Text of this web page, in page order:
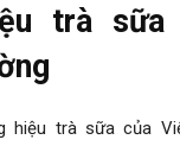
trà sữa
hiệu trà sữa của